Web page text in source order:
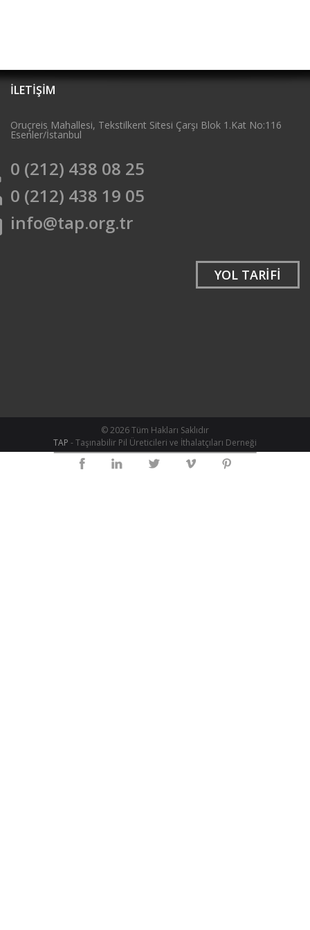
İLETİŞİM
Oruçreis Mahallesi, Tekstilkent Sitesi Çarşı Blok 1.Kat No:116
Esenler/İstanbul
0 (212) 438 08 25
0 (212) 438 19 05
info@tap.org.tr
YOL TARİFİ
© 2026 Tüm Hakları Saklıdır
TAP - Taşınabilir Pil Üreticileri ve İthalatçıları Derneği